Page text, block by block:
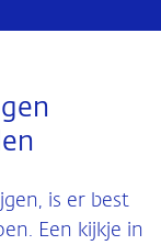
is er best
Een kijkje in